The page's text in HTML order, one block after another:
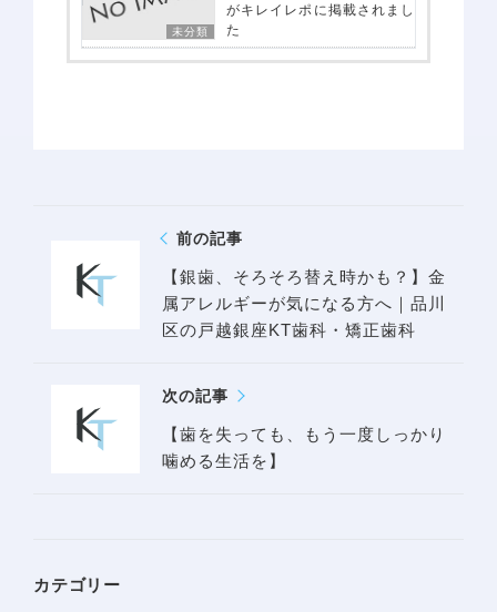
親知らずの抜歯
入れ歯・義歯
よくある質問・リスク・注意点
矯正症例
アクセス
プライバシーポリシー
未分類
がキレイレポに掲載されまし
た
前の記事
【銀歯、そろそろ替え時かも？】金
属アレルギーが気になる方へ｜品川
区の戸越銀座KT歯科・矯正歯科
次の記事
【歯を失っても、もう一度しっかり
噛める生活を】
カテゴリー